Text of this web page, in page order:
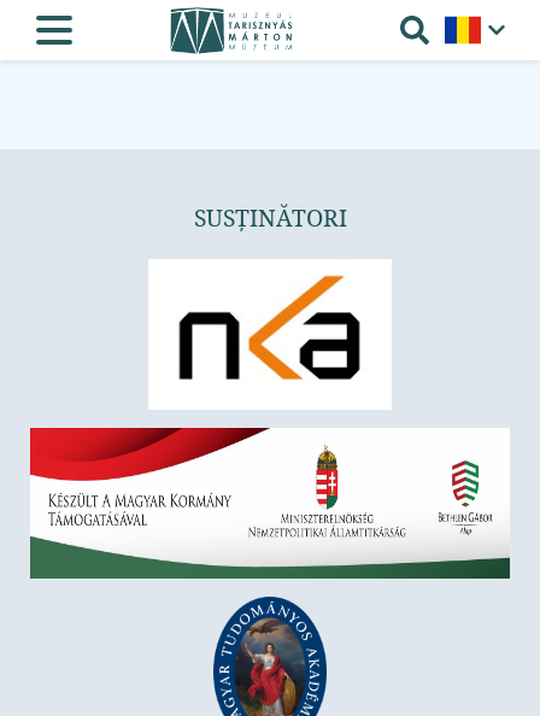
SUSȚINĂTORI